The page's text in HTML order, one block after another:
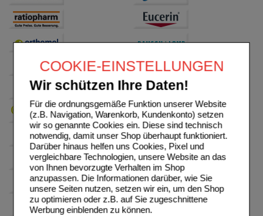
COOKIE-EINSTELLUNGEN
Wir schützen Ihre Daten!
Für die ordnungsgemäße Funktion unserer Website
(z.B. Navigation, Warenkorb, Kundenkonto) setzen
wir so genannte Cookies ein. Diese sind technisch
notwendig, damit unser Shop überhaupt funktioniert.
Darüber hinaus helfen uns Cookies, Pixel und
vergleichbare Technologien, unsere Website an das
von Ihnen bevorzugte Verhalten im Shop
anzupassen. Die Informationen darüber, wie Sie
unsere Seiten nutzen, setzen wir ein, um den Shop
zu optimieren oder z.B. auf Sie zugeschnittene
Werbung einblenden zu können.